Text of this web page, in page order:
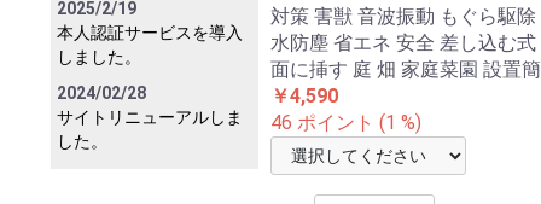
2025/2/19
本人認証サービスを導入
しました。
2024/02/28
サイトリニューアルしま
した。
対策 害獣 音波振動 もぐら駆除
水防塵 省エネ 安全 差し込む式
面に挿す 庭 畑 家庭菜園 設置
￥4,590
46 ポイント (1 %)